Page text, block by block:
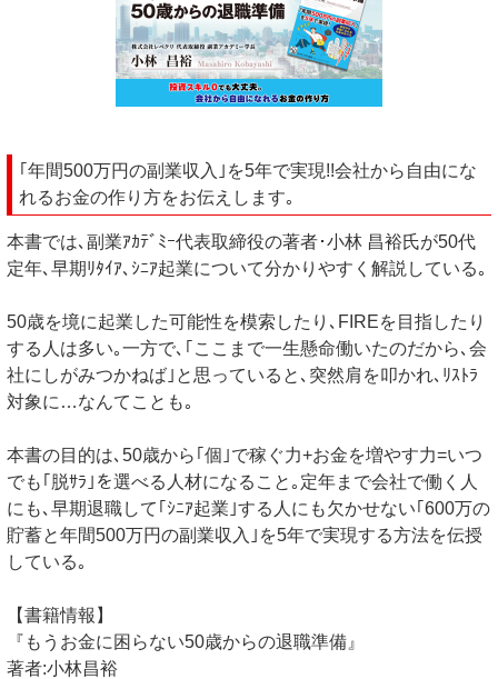
｢年間500万円の副業収入｣を5年で実現!!会社から自由にな
れるお金の作り方をお伝えします｡
本書では､副業ｱｶﾃﾞﾐｰ代表取締役の著者･小林 昌裕氏が50代
定年､早期ﾘﾀｲｱ､ｼﾆｱ起業について分かりやすく解説している｡
50歳を境に起業した可能性を模索したり､FIREを目指したり
する人は多い｡一方で､｢ここまで一生懸命働いたのだから､会
社にしがみつかねば｣と思っていると､突然肩を叩かれ､ﾘｽﾄﾗ
対象に…なんてことも｡
本書の目的は､50歳から｢個｣で稼ぐ力+お金を増やす力=いつ
でも｢脱ｻﾗ｣を選べる人材になること｡定年まで会社で働く人
にも､早期退職して｢ｼﾆｱ起業｣する人にも欠かせない｢600万の
貯蓄と年間500万円の副業収入｣を5年で実現する方法を伝授
している｡
【書籍情報】
『もうお金に困らない50歳からの退職準備』
著者:小林昌裕